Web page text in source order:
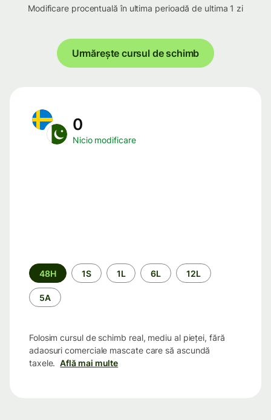
Modificare procentuală în ultima perioadă de ultima 1 zi
Urmărește cursul de schimb
0
Nicio modificare
Perioada
48H 1S 1L 6L 12L
5A
Folosim cursul de schimb real, mediu al pieței, fără
adaosuri comerciale mascate care să ascundă
taxele. Află mai multe